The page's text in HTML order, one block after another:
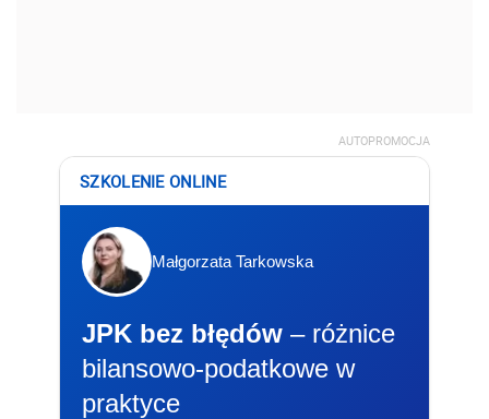
AUTOPROMOCJA
SZKOLENIE ONLINE
Małgorzata Tarkowska
JPK bez błędów – różnice
bilansowo-podatkowe w
praktyce